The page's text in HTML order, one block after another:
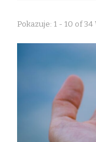
Pokazuje: 1 - 10 of